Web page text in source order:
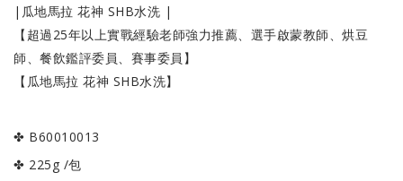
|瓜地馬拉 花神 SHB水洗 |
【超過25年以上實戰經驗老師強力推薦、選手啟蒙教師、烘豆
師、餐飲鑑評委員、賽事委員】
【瓜地馬拉 花神 SHB水洗】
✤ B60010013
✤ 225g /包